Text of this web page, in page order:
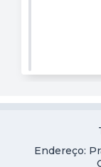
Endereço: